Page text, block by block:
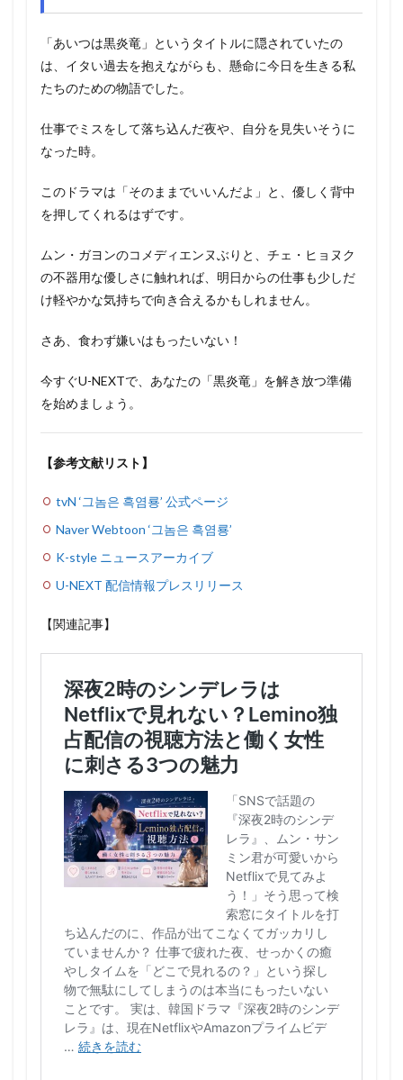
「あいつは黒炎竜」というタイトルに隠されていたの
は、イタい過去を抱えながらも、懸命に今日を生きる私
たちのための物語でした。
仕事でミスをして落ち込んだ夜や、自分を見失いそうに
なった時。
このドラマは「そのままでいいんだよ」と、優しく背中
を押してくれるはずです。
ムン・ガヨンのコメディエンヌぶりと、チェ・ヒョヌク
の不器用な優しさに触れれば、明日からの仕事も少しだ
け軽やかな気持ちで向き合えるかもしれません。
さあ、食わず嫌いはもったいない！
今すぐU-NEXTで、あなたの「黒炎竜」を解き放つ準備
を始めましょう。
【参考文献リスト】
tvN ‘그놈은 흑염룡’ 公式ページ
Naver Webtoon ‘그놈은 흑염룡’
K-style ニュースアーカイブ
U-NEXT 配信情報プレスリリース
【関連記事】